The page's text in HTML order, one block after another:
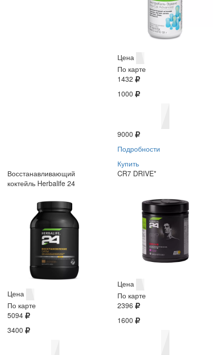
Цена
По карте
1432
1000
9000
Подробности
Купить
Восстанавливающий
коктейль Herbalife 24
Цена
По карте
5094
3400
CR7 DRIVE*
Цена
По карте
2396
1600